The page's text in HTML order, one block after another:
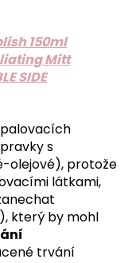
150ml
Mitt
SIDE
s
olejové), protože
látkami,
který by mohl
trvání